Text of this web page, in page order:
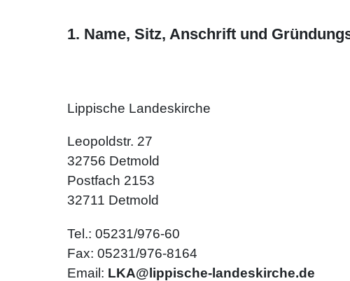
1. Name, Sitz, Anschrift und
Lippische Landeskirche
Leopoldstr. 27
32756 Detmold
Postfach 2153
32711 Detmold
Tel.: 05231/976-60
Fax: 05231/976-8164
Email: LKA@lippische-landeskirche.de